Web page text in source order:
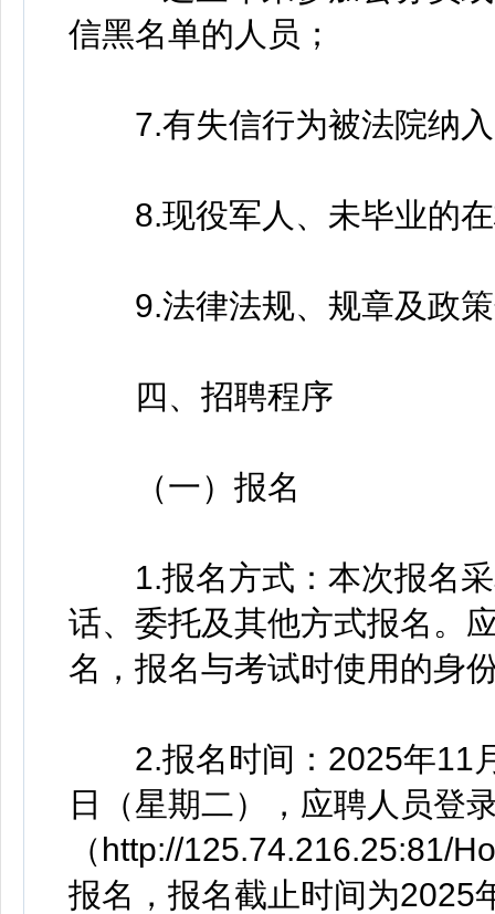
信黑名单的人员；
7.有失信行为被法院纳入
8.现役军人、未毕业的在
9.法律法规、规章及政策
四、招聘程序
（一）报名
1.报名方式：本次报名采
话、委托及其他方式报名。
名，报名与考试时使用的身
2.报名时间：2025年11
日（星期二），应聘人员登
（http://125.74.216.25:81/
报名，报名截止时间为2025